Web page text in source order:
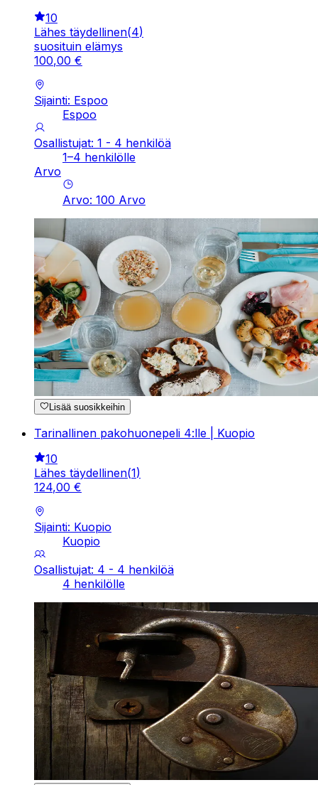
10
Lähes täydellinen(4)
suosituin elämys
100,00 €
Sijainti: Espoo
Espoo
Osallistujat: 1 - 4 henkilöä
1–4 henkilölle
Arvo
Arvo: 100 Arvo
Lisää suosikkeihin
Tarinallinen pakohuonepeli 4:lle | Kuopio
10
Lähes täydellinen(1)
124,00 €
Sijainti: Kuopio
Kuopio
Osallistujat: 4 - 4 henkilöä
4 henkilölle